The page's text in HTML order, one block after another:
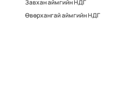
Завхан аймгийн НДГ
Өвөрхангай аймгийн НДГ